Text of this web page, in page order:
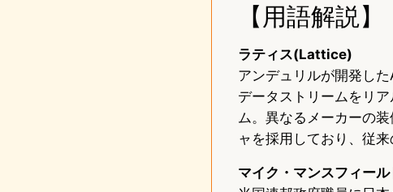
【用語解説】
ラティス(Lattice)
アンデュリルが開発し
データストリームをリ
ム。異なるメーカーの
ャを採用しており、従
マイク・マンスフィー